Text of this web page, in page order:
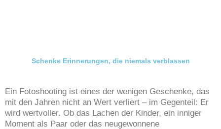
Schenke Erinnerungen, die niemals verblassen
Ein Fotoshooting ist eines der wenigen Geschenke, das
mit den Jahren nicht an Wert verliert – im Gegenteil: Er
wird wertvoller. Ob das Lachen der Kinder, ein inniger
Moment als Paar oder das neugewonnene